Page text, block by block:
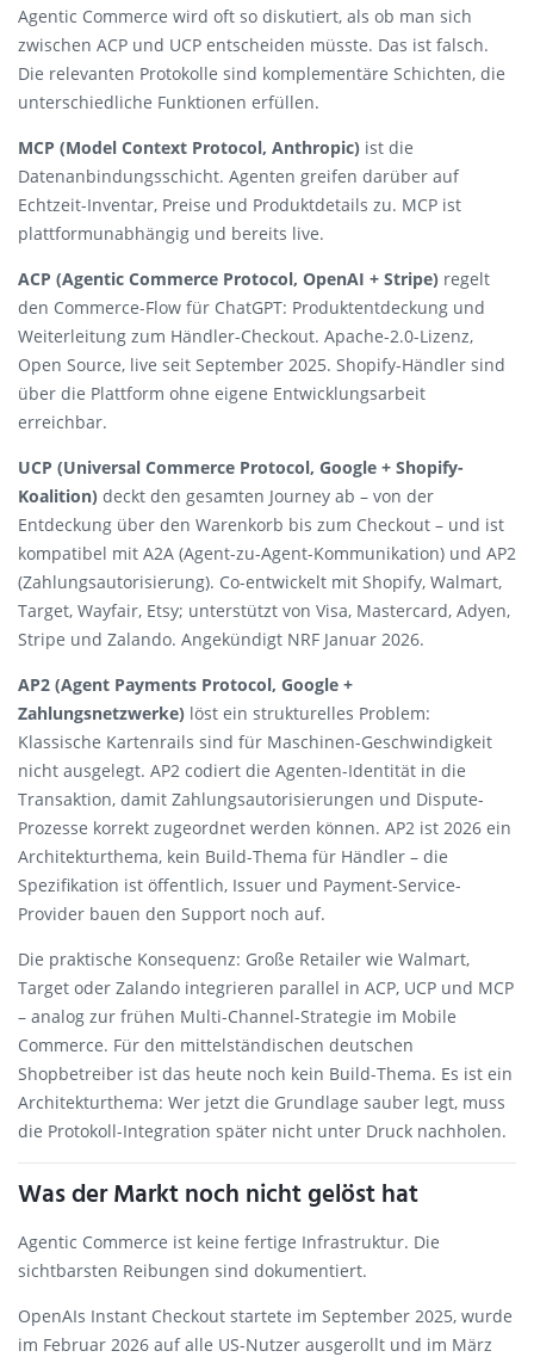
Agentic Commerce wird oft so diskutiert, als ob man sich
zwischen ACP und UCP entscheiden müsste. Das ist falsch.
Die relevanten Protokolle sind komplementäre Schichten, die
unterschiedliche Funktionen erfüllen.
MCP (Model Context Protocol, Anthropic) ist die
Datenanbindungsschicht. Agenten greifen darüber auf
Echtzeit-Inventar, Preise und Produktdetails zu. MCP ist
plattformunabhängig und bereits live.
ACP (Agentic Commerce Protocol, OpenAI + Stripe) regelt
den Commerce-Flow für ChatGPT: Produktentdeckung und
Weiterleitung zum Händler-Checkout. Apache-2.0-Lizenz,
Open Source, live seit September 2025. Shopify-Händler sind
über die Plattform ohne eigene Entwicklungsarbeit
erreichbar.
UCP (Universal Commerce Protocol, Google + Shopify-
Koalition) deckt den gesamten Journey ab – von der
Entdeckung über den Warenkorb bis zum Checkout – und ist
kompatibel mit A2A (Agent-zu-Agent-Kommunikation) und AP2
(Zahlungsautorisierung). Co-entwickelt mit Shopify, Walmart,
Target, Wayfair, Etsy; unterstützt von Visa, Mastercard, Adyen,
Stripe und Zalando. Angekündigt NRF Januar 2026.
AP2 (Agent Payments Protocol, Google +
Zahlungsnetzwerke) löst ein strukturelles Problem:
Klassische Kartenrails sind für Maschinen-Geschwindigkeit
nicht ausgelegt. AP2 codiert die Agenten-Identität in die
Transaktion, damit Zahlungsautorisierungen und Dispute-
Prozesse korrekt zugeordnet werden können. AP2 ist 2026 ein
Architekturthema, kein Build-Thema für Händler – die
Spezifikation ist öffentlich, Issuer und Payment-Service-
Provider bauen den Support noch auf.
Die praktische Konsequenz: Große Retailer wie Walmart,
Target oder Zalando integrieren parallel in ACP, UCP und MCP
– analog zur frühen Multi-Channel-Strategie im Mobile
Commerce. Für den mittelständischen deutschen
Shopbetreiber ist das heute noch kein Build-Thema. Es ist ein
Architekturthema: Wer jetzt die Grundlage sauber legt, muss
die Protokoll-Integration später nicht unter Druck nachholen.
Was der Markt noch nicht gelöst hat
Agentic Commerce ist keine fertige Infrastruktur. Die
sichtbarsten Reibungen sind dokumentiert.
OpenAIs Instant Checkout startete im September 2025, wurde
im Februar 2026 auf alle US-Nutzer ausgerollt und im März